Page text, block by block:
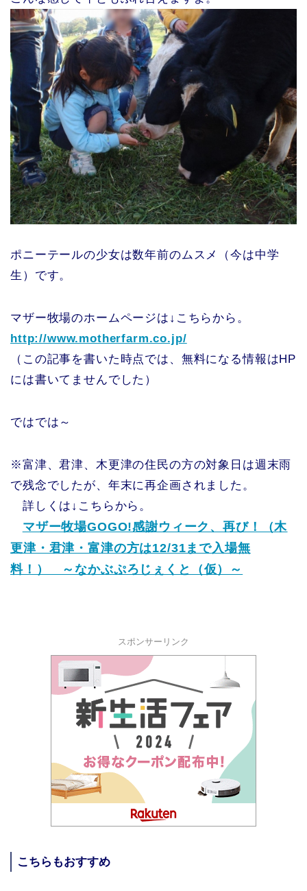
ポニーテールの少女は数年前のムスメ（今は中学
生）です。
マザー牧場のホームページは↓こちらから。
http://www.motherfarm.co.jp/
（この記事を書いた時点では、無料になる情報はHP
には書いてませんでした）
ではでは～
※富津、君津、木更津の住民の方の対象日は週末雨
で残念でしたが、年末に再企画されました。
詳しくは↓こちらから。
マザー牧場GOGO!感謝ウィーク、再び！（木
更津・君津・富津の方は12/31まで入場無
料！） ～なかぶぷろじぇくと（仮）～
スポンサーリンク
こちらもおすすめ